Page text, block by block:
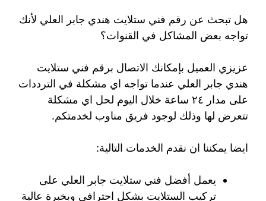
هل تبحث عن رقم فني ستلايت هندي جابر العلي لأنك
تواجه بعض المشاكل في القنوات؟
عزيزي العميل بإمكانك الاتصال برقم فني ستلايت
هندي جابر العلي عندما تواجه اي مشكلة في الترددات
على مدار ٢٤ ساعة خلال اليوم لحل اي مشكلة
تتعرض لها وذلك لوجود فريق مناوب لخدمتكم.
ايضا يمكننا ان نقدم الخدمات التالية:
يعمل أفضل فني ستلايت جابر العلي على
تركيب الستلايت بشكل احترافي وبخبرة عالية